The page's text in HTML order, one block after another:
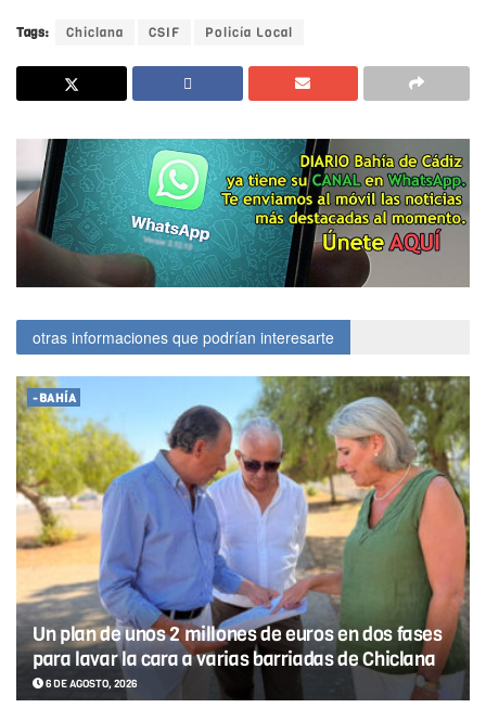
Tags: Chiclana CSIF Policía Local
otras informaciones que podrían interesarte
-BAHÍA
Un plan de unos 2 millones de euros en dos fases
para lavar la cara a varias barriadas de Chiclana
6 DE AGOSTO, 2026